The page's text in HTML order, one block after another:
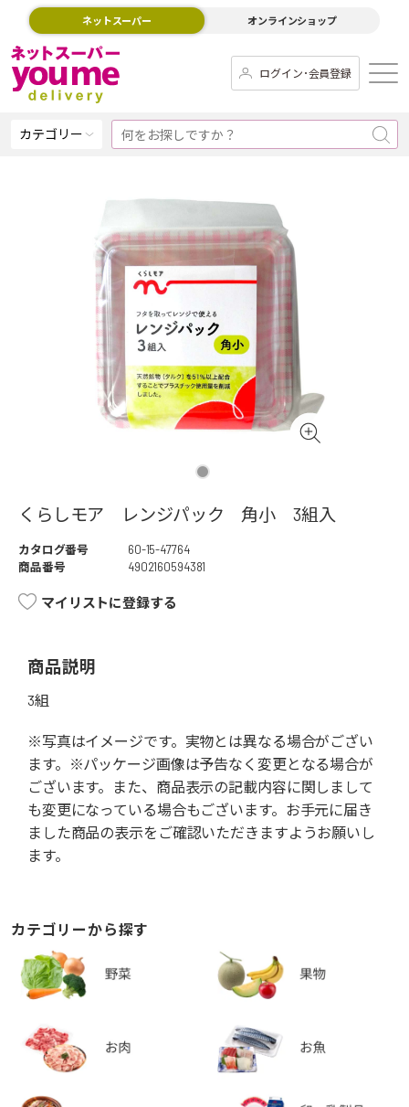
ネットスーパー オンラインショップ
ログイン･会員登録
カテゴリー
くらしモア レンジパック 角小 3組入
カタログ番号
60-15-47764
商品番号
4902160594381
マイリストに登録する
商品説明
3組
※写真はイメージです。実物とは異なる場合がござい
ます。※パッケージ画像は予告なく変更となる場合が
ございます。また、商品表示の記載内容に関しまして
も変更になっている場合もございます。お手元に届き
ました商品の表示をご確認いただきますようお願いし
ます。
カテゴリーから探す